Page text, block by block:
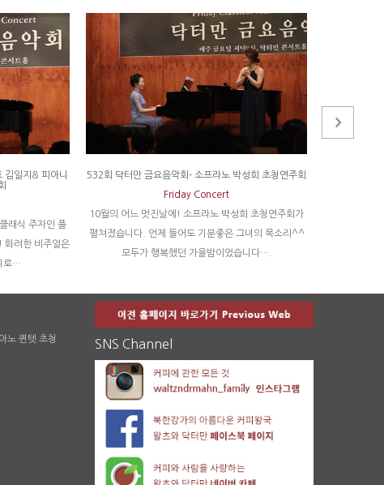
김일지& 피아니
래식 주자인 플
화려한 비주얼은
로…
532회 닥터만 금요음악회- 소프라노 박성희 초청연주회
Friday Concert
10월의 어느 멋진날에! 소프라노 박성희 초청연주회가
펼쳐졌습니다. 언제 들어도 기분좋은 그녀의 목소리^^
모두가 행복했던 가을밤이었습니다….
노 퀸텟 초청
SNS Channel